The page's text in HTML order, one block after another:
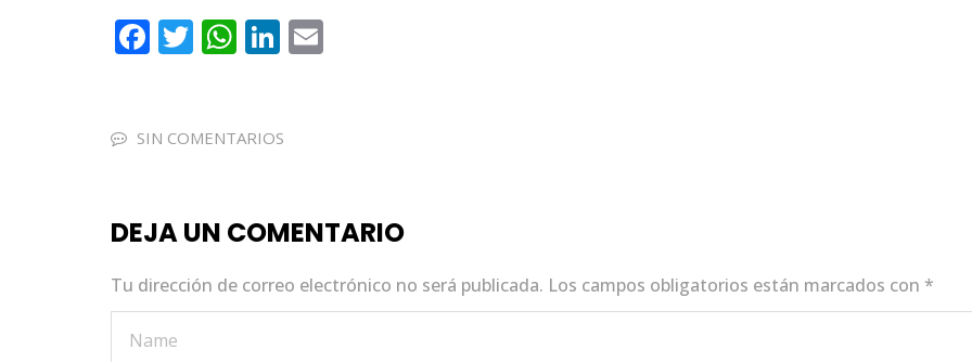
F
e
o
k
T
te
W
ts
p
Li
e
SIN COMENTARIOS
DEJA UN COMENTARIO
Tu dirección de correo electrónico no será publicada. Los campos obligatorios están marcados con *